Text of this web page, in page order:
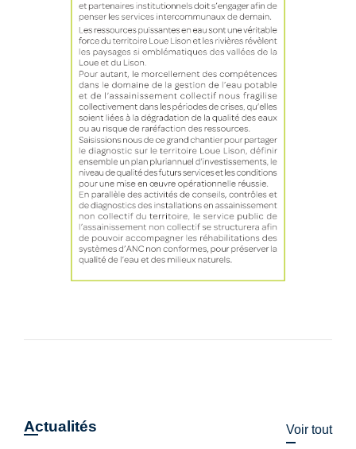
Actualités Voir tout